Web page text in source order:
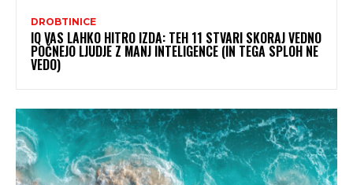
DROBTINICE
IQ VAS LAHKO HITRO IZDA: TEH 11 STVARI SKORAJ VEDNO
POČNEJO LJUDJE Z MANJ INTELIGENCE (IN TEGA SPLOH NE
VEDO)